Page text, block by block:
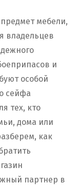
мебели,
владельцев
и
особой
сейфа
тех, кто
дома или
как
партнер в